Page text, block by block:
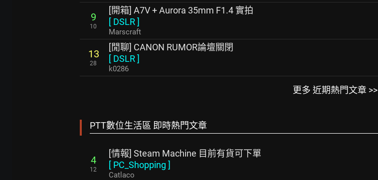
9
10
[開箱] A7V + Aurora 35mm F1.4 實拍
[ DSLR]
Marscraft
13
28
[閒聊] CANON RUMOR論壇關閉
[ DSLR]
k0286
更多 近期熱門文章 >>
PTT數位生活區 即時熱門文章
4
12
[情報] Steam Machine 目前有貨可下單
[ PC_Shopping ]
Catlaco